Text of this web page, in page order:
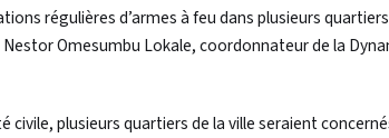
régulières d’armes à feu dans plusieurs
Omesumbu Lokale, coordonnateur de la
civile, plusieurs quartiers de la ville seraient